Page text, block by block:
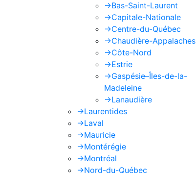
->Bas-Saint-Laurent
->Capitale-Nationale
->Centre-du-Québec
->Chaudière-Appalaches
->Côte-Nord
->Estrie
->Gaspésie–Îles-de-la-
Madeleine
->Lanaudière
->Laurentides
->Laval
->Mauricie
->Montérégie
->Montréal
->Nord-du-Québec